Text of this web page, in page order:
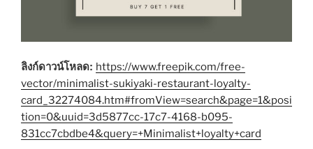
ลิงก์ดาวน์โหลด: https://www.freepik.com/free-
vector/minimalist-sukiyaki-restaurant-loyalty-
card_32274084.htm#fromView=search&page=1&posi
tion=0&uuid=3d5877cc-17c7-4168-b095-
831cc7cbdbe4&query=+Minimalist+loyalty+card